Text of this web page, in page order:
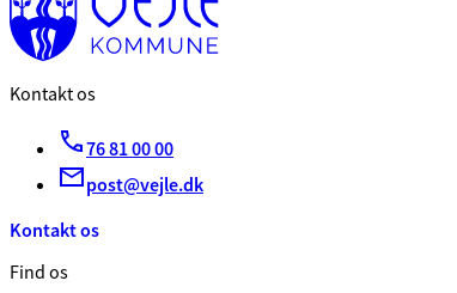
Kontakt os
76 81 00 00
post@vejle.dk
Kontakt os
Find os